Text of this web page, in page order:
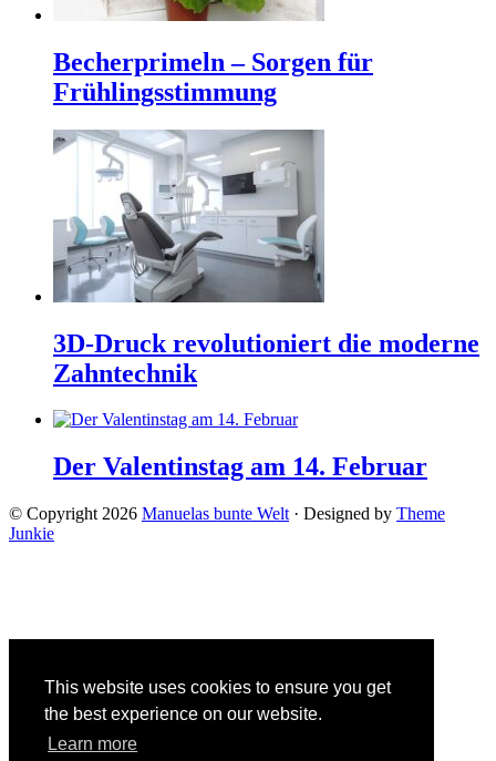
This website uses cookies to ensure you get
the best experience on our website.
Learn more
Becherprimeln – Sorgen für
Frühlingsstimmung
3D-Druck revolutioniert die moderne
Zahntechnik
Der Valentinstag am 14. Februar
© Copyright 2026 Manuelas bunte Welt · Designed by Theme
Junkie